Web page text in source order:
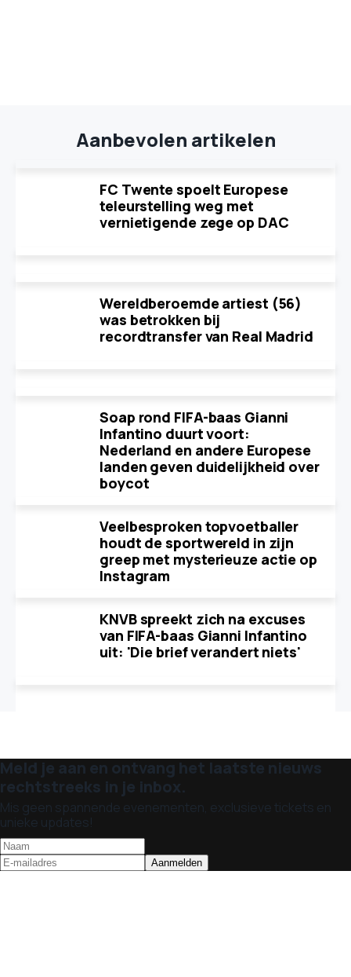
Aanbevolen artikelen
FC Twente spoelt Europese
teleurstelling weg met
vernietigende zege op DAC
Wereldberoemde artiest (56)
was betrokken bij
recordtransfer van Real Madrid
Soap rond FIFA-baas Gianni
Infantino duurt voort:
Nederland en andere Europese
landen geven duidelijkheid over
boycot
Veelbesproken topvoetballer
houdt de sportwereld in zijn
greep met mysterieuze actie op
Instagram
KNVB spreekt zich na excuses
van FIFA-baas Gianni Infantino
uit: 'Die brief verandert niets'
Meld je aan en ontvang het laatste nieuws
rechtstreeks in je inbox.
Mis geen spannende evenementen, exclusieve tickets en
unieke updates!